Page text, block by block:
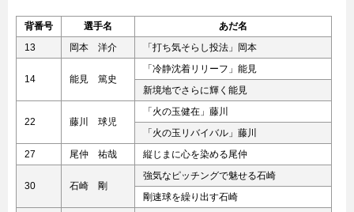
背番号 選手名
あだ名
13
岡本 洋介 「打ち気そらし投法」岡本
14 能見 篤史
「冷静沈着リリーフ」能見
新境地でさらに輝く能見
22 藤川 球児
「火の玉健在」藤川
「火の玉リバイバル」藤川
27
尾仲 祐哉 縦じまに心を染める尾仲
30 石崎 剛
強気なピッチングで魅せる石崎
剛速球を繰り出す石崎